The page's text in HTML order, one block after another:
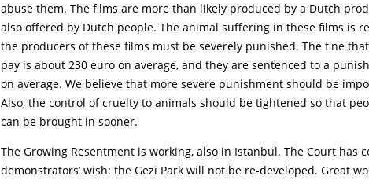
abuse them. The films are more than likely produced by a Dutch
also offered by Dutch people. The animal suffering in these films is
the producers of these films must be severely punished. The fine
pay is about 230 euro on average, and they are sentenced to a
on average. We believe that more severe punishment should be
Also, the control of cruelty to animals should be tightened so that
can be brought in sooner.
The Growing Resentment is working, also in Istanbul. The Court has
demonstrators’ wish: the Gezi Park will not be re-developed. Great